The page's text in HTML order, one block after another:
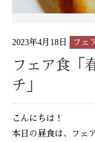
2023年4月18日 フェ
フェア食「
チ」
こんにちは！
本日の昼食は、フェ